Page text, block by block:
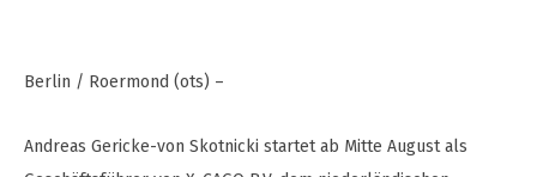
Berlin / Roermond (ots) –
Andreas Gericke-von Skotnicki startet ab Mitte August als